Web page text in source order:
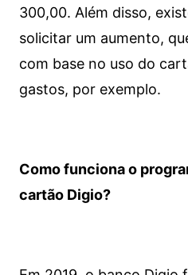
300,00. Além disso,
solicitar um aumento,
com base no uso do
gastos, por exemplo.
Como funciona o
cartão Digio?